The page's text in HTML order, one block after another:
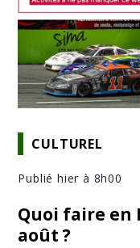
CULTUREL
Publié hier à 8h00
Quoi faire en
août ?